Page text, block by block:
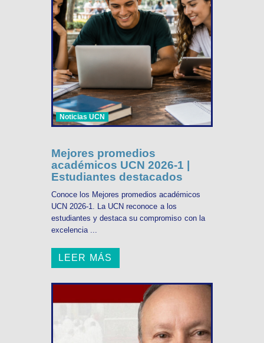
Noticias UCN
Mejores promedios
académicos UCN 2026-1 |
Estudiantes destacados
Conoce los Mejores promedios académicos
UCN 2026-1. La UCN reconoce a los
estudiantes y destaca su compromiso con la
excelencia ...
LEER MÁS